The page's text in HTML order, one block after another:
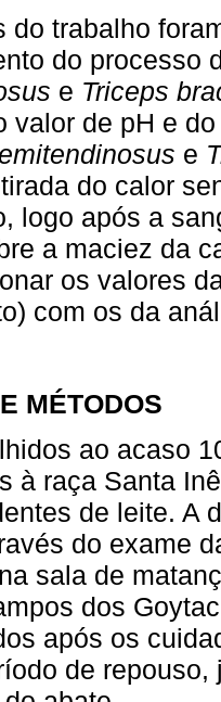
do trabalho
do processo
e Triceps
valor de pH e
e
do calor
logo após a
a maciez da
os valores
com os da
MÉTODOS
ao acaso
à raça Santa
de leite. A
do exame
sala de
dos
após os
de